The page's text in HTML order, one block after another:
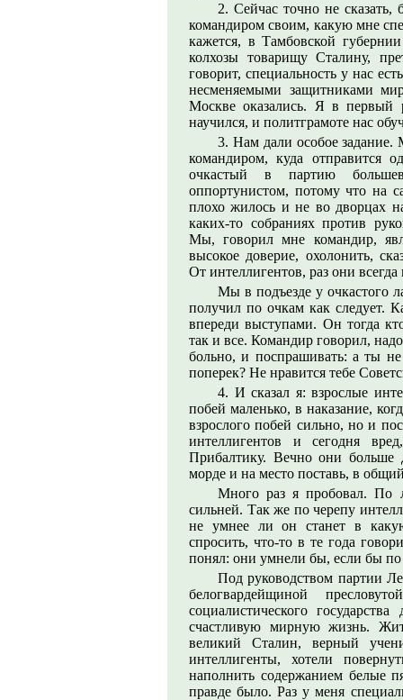
2. Сейчас точно не сказать,
командиром своим, какую мне
кажется, в Тамбовской
колхозы товарищу Сталину,
говорит, специальность у нас
несменяемыми защитниками
Москве оказались. Я в первый
научился, и политграмоте нас
3. Нам дали особое задание.
командиром, куда отправится
очкастый в партию
оппортунистом, потому что на
плохо жилось и не во дворцах
каких-то собраниях против
Мы, говорил мне командир,
высокое доверие, охолонить,
От интеллигентов, раз они всегда
Мы в подъезде у очкастого
получил по очкам как следует.
впереди выступами. Он тогда
так и все. Командир говорил,
больно, и поспрашивать: а ты не
поперек? Не нравится тебе
4. И сказал я: взрослые
побей маленько, в наказание,
взрослого побей сильно, но и
интеллигентов и сегодня
Прибалтику. Вечно они больше
морде и на место поставь, в
Много раз я пробовал. По
сильней. Так же по черепу
не умнее ли он станет в
спросить, что-то в те года
понял: они умнели бы, если бы
Под руководством партии
белогвардейщиной
социалистического
счастливую мирную жизнь.
великий Сталин, верный
интеллигенты, хотели
наполнить содержанием белые
правде было. Раз у меня